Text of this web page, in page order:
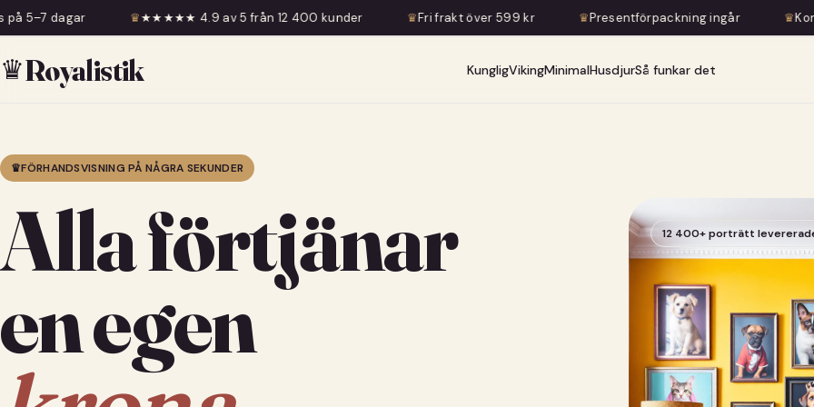
♛★★★★★ 4.9 av 5 från 12 400 kunder ♛Fri frakt över 599 kr ♛Presentförpackning ingår ♛Konstnärlig
♛Royalistik KungligVikingMinimalHusdjurSå funkar det
♛FÖRHANDSVISNING PÅ NÅGRA SEKUNDER
Alla förtjänar
en egen
12 400+ porträtt